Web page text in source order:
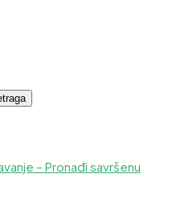
– Pronađi savršenu